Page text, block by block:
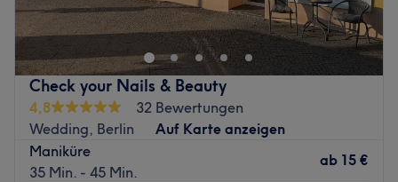
Nails ruhigen Gewissens vertrauen,hier arbeiten die
absoluten Profi
Zurück zur Salonansicht
Check your Nails & Beauty
4,8
32 Bewertungen
Wedding, Berlin
Auf Karte anzeigen
Maniküre
35 Min. - 45 Min.
ab 15 €